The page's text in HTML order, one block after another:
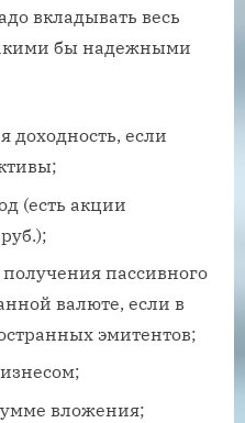
вкладывать весь
бы надежными
доходность, если
(есть акции
пассивного
валюте, если в
эмитентов;
вложения;